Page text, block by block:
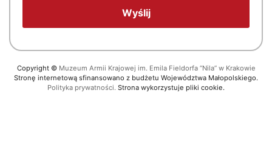
Copyright © Muzeum Armii Krajowej im. Emila Fieldorfa “Nila” w Krakowie
Stronę internetową sfinansowano z budżetu Województwa Małopolskiego.
Polityka prywatności. Strona wykorzystuje pliki cookie.